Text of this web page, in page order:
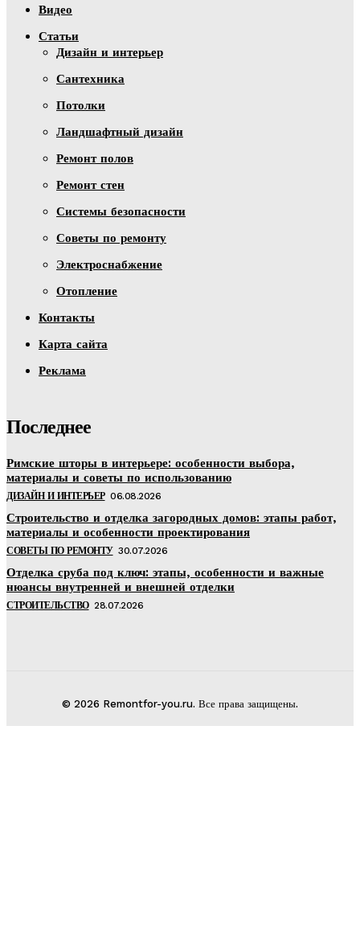
Видео
Статьи
Дизайн и интерьер
Сантехника
Потолки
Ландшафтный дизайн
Ремонт полов
Ремонт стен
Системы безопасности
Советы по ремонту
Электроснабжение
Отопление
Контакты
Карта сайта
Реклама
Последнее
Римские шторы в интерьере: особенности выбора,
материалы и советы по использованию
ДИЗАЙН И ИНТЕРЬЕР 06.08.2026
Строительство и отделка загородных домов: этапы работ,
материалы и особенности проектирования
СОВЕТЫ ПО РЕМОНТУ 30.07.2026
Отделка сруба под ключ: этапы, особенности и важные
нюансы внутренней и внешней отделки
СТРОИТЕЛЬСТВО 28.07.2026
© 2026 Remontfor-you.ru. Все права защищены.